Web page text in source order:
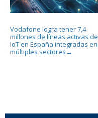
Vodafone logra tener 7,4
millones de líneas activas de
IoT en España integradas en
múltiples sectores →